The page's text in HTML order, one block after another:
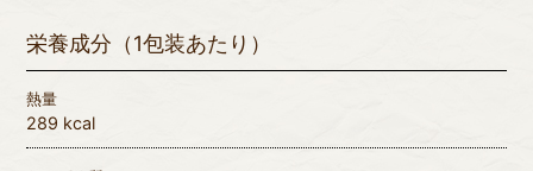
栄養成分（1包装あたり）
熱量
289 kcal